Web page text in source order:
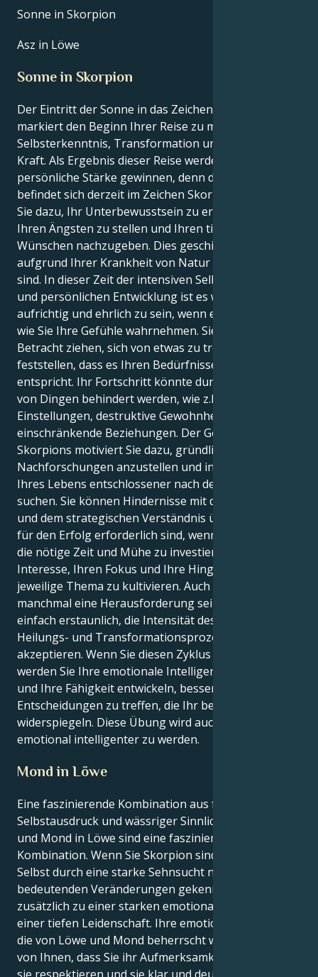
Sonne in Skorpion
Asz in Löwe
Sonne in Skorpion
Der Eintritt der Sonne in das Zeichen Skorpion
markiert den Beginn Ihrer Reise zu mehr
Selbsterkenntnis, Transformation und persönlicher
Kraft. Als Ergebnis dieser Reise werden Sie mehr
persönliche Stärke gewinnen, denn die Sonne
befindet sich derzeit im Zeichen Skorpion. Das zwingt
Sie dazu, Ihr Unterbewusstsein zu erforschen, sich
Ihren Ängsten zu stellen und Ihren tiefsten
Wünschen nachzugeben. Dies geschieht, weil Sie
aufgrund Ihrer Krankheit von Natur aus intensiver
sind. In dieser Zeit der intensiven Selbstbeobachtung
und persönlichen Entwicklung ist es wichtig,
aufrichtig und ehrlich zu sein, wenn es darum geht,
wie Sie Ihre Gefühle wahrnehmen. Sie sollten in
Betracht ziehen, sich von etwas zu trennen, wenn Sie
feststellen, dass es Ihren Bedürfnissen nicht mehr
entspricht. Ihr Fortschritt könnte durch eine Vielzahl
von Dingen behindert werden, wie z.B. giftige
Einstellungen, destruktive Gewohnheiten und
einschränkende Beziehungen. Der Geist des
Skorpions motiviert Sie dazu, gründlichere
Nachforschungen anzustellen und in allen Bereichen
Ihres Lebens entschlossener nach der Wahrheit zu
suchen. Sie können Hindernisse mit der Ausdauer
und dem strategischen Verständnis überwinden, die
für den Erfolg erforderlich sind, wenn Sie bereit sind,
die nötige Zeit und Mühe zu investieren, um Ihr
Interesse, Ihren Fokus und Ihre Hingabe für das
jeweilige Thema zu kultivieren. Auch wenn es
manchmal eine Herausforderung sein mag, ist es
einfach erstaunlich, die Intensität des tiefgreifenden
Heilungs- und Transformationsprozesses zu
akzeptieren. Wenn Sie diesen Zyklus fortsetzen,
werden Sie Ihre emotionale Intelligenz, Ihre Intuition
und Ihre Fähigkeit entwickeln, bessere
Entscheidungen zu treffen, die Ihr bestes Selbst
widerspiegeln. Diese Übung wird auch Ihnen helfen,
emotional intelligenter zu werden.
Mond in Löwe
Eine faszinierende Kombination aus feurigem
Selbstausdruck und wässriger Sinnlichkeit: Skorpion
und Mond in Löwe sind eine faszinierende
Kombination. Wenn Sie Skorpion sind, ist Ihr inneres
Selbst durch eine starke Sehnsucht nach
bedeutenden Veränderungen gekennzeichnet,
zusätzlich zu einer starken emotionalen Kraft und
einer tiefen Leidenschaft. Ihre emotionale Innenwelt,
die von Löwe und Mond beherrscht wird, verlangt
von Ihnen, dass Sie ihr Aufmerksamkeit schenken,